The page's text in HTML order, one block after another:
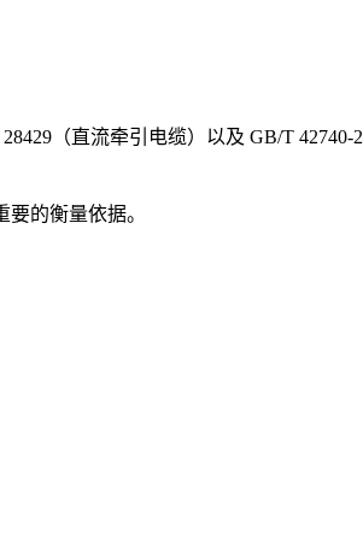
（直流牵引电缆）以及 GB/T 42740-
的衡量依据。